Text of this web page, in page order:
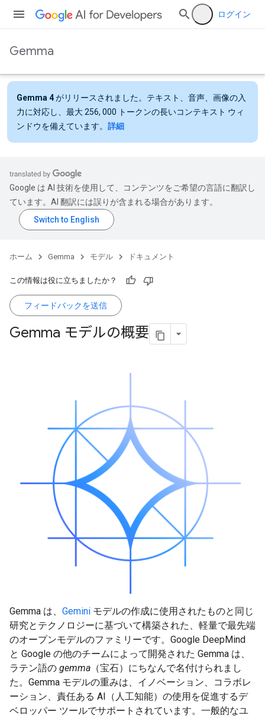
ログイン
Gemma
Gemma 4がリリースされました。テキスト、音声、画像の入
力に対応し、最大 256, 000 トークンの長いコンテキスト ウィ
ンドウを備えています。 詳細
Google は AI 技術を使用して、コンテンツをご希望の言語に翻訳し
ています。AI 翻訳には誤りが含まれる場合があります。
ホーム Gemma モデル ドキュメント
この情報は役に立ちましたか？
フィードバックを送信
Gemma モデルの概要
Gemma は、 Gemini モデルの作成に使用されたものと同じ
研究とテクノロジーに基づいて構築された、軽量で最先端
のオープンモデルのファミリーです。Google DeepMind
と Google の他のチームによって開発された Gemma は、
ラテン語の gemma （宝石）にちなんで名付けられまし
た。Gemma モデルの重みは、イノベーション、コラボレ
ーション、責任ある AI（人工知能）の使用を促進するデ
ベロッパー ツールでサポートされています。一般的なユ